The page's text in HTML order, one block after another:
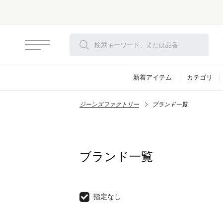
新着アイテム カテゴリ
ジーンズファクトリー ブランド一覧
ブランド一覧
指定なし